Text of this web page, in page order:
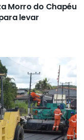
Morro do Chapéu
levar